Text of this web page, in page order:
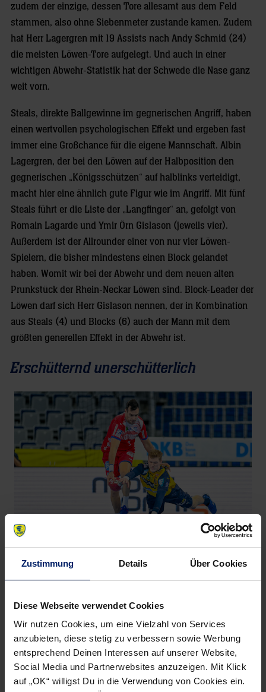
Zustimmung Details Über Cookies
Diese Webseite verwendet Cookies
Wir nutzen Cookies, um eine Vielzahl von Services
anzubieten, diese stetig zu verbessern sowie Werbung
entsprechend Deinen Interessen auf unserer Website,
Social Media und Partnerwebsites anzuzeigen. Mit Klick
auf „OK“ willigst Du in die Verwendung von Cookies ein.
zudem der einzige, dessen Tore allesamt aus dem Feld
stammen, also ohne Siebenmeter zustande kamen. Zudem
hat Herr Lagergren mit 19 Assists nach Andy Schmid (24)
die meisten Löwen-Tore aufgelegt. Und auch in einer
wichtigen Abwehr-Statistik hat der Schwede die Nase ganz
weit vorn.
Steals, direkte Ballgewinne im gegnerischen Angriff, haben
einen wertvollen psychologischen Effekt und ergeben fast
immer eine Großchance für die eigene Mannschaft. Albin
Lagergren, der bei den Löwen auf der Halbposition den
gegnerischen „Königsschützen“ auf halblinks verteidigt,
macht hier eine ähnlich gute Figur wie im Angriff. Mit fünf
Steals führt er die Liste der „Langfinger“ an, gefolgt von
Romain Lagarde und Ymir Örn Gislason (jeweils vier).
Außerdem ist der Allrounder einer von nur vier Löwen-
Spielern, die bisher mindestens einen Block gelandet
haben. Womit wir bei der Abwehr und dem neuen alten
Prunkstück der Rhein-Neckar Löwen sind. Block-Leader der
Löwen darf sich Herr Gislason nennen, der in Kombination
aus Steals (4) und Blocks (6) auch der Mann mit dem
größten generellen Effekt in der Abwehr ist.
Erschütternd unerschütterlich
Ymir Örn Gislason ist der Vorarbeiter in der Löwen-Abwehr.
Anschauungsmaterial: Der junge Isländer spielt meist den
wieder auf der Einser-Position in der 5-1-Abwehr und
befindet sich dabei ständig in Bewegung. So kommt der
Isländer als Abwehrspezialist auf den fünfthöchsten Wert
bei den Richtungswechseln (48) und erlebt mit weitem,